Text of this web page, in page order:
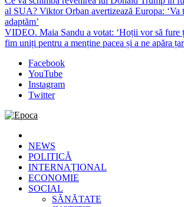
al SUA? Viktor Orban avertizează Europa: ‘Va
adaptăm’
VIDEO. Maia Sandu a votat: ‘Hoții vor să fure
fim uniți pentru a menține pacea și a ne apăra
Facebook
YouTube
Instagram
Twitter
Epoca
Cele mai noi știri online din România
NEWS
POLITICĂ
INTERNAȚIONAL
ECONOMIE
SOCIAL
SĂNĂTATE